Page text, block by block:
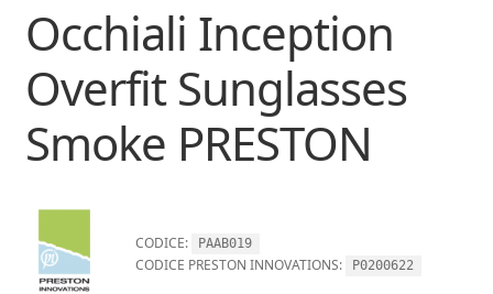
Occhiali Inception
Overfit Sunglasses
Smoke PRESTON
CODICE: PAAB019
CODICE PRESTON INNOVATIONS: P0200622